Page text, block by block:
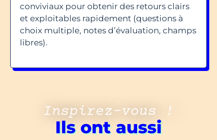
conviviaux pour obtenir des retours clairs
et exploitables rapidement (questions à
choix multiple, notes d’évaluation, champs
libres).
Inspirez-vous !
Ils ont aussi